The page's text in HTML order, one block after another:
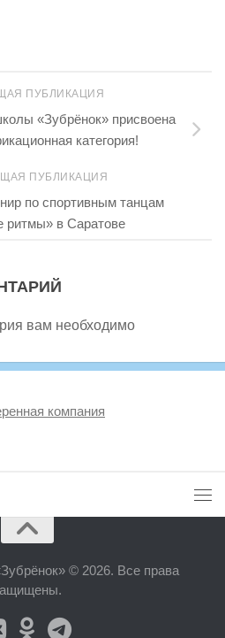
ПУБЛИКАЦИЯ
«Зубрёнок» присвоена
категория!
ПУБЛИКАЦИЯ
по спортивным танцам
ритмы» в Саратове
вам необходимо
© 2026. Все права